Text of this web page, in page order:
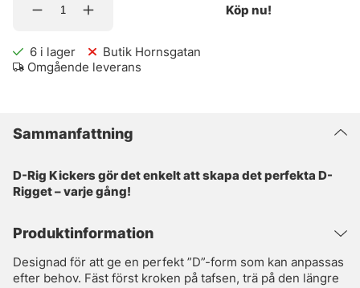
Köp nu!
6 i lager
Butik Hornsgatan
Omgående leverans
Sammanfattning
D-Rig Kickers gör det enkelt att skapa det perfekta D-
Rigget – varje gång!
Produktinformation
Designad för att ge en perfekt ”D”-form som kan anpassas
efter behov. Fäst först kroken på tafsen, trä på den längre